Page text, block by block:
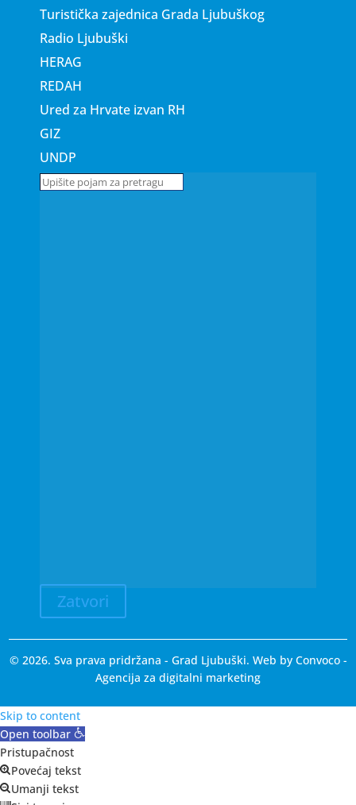
Turistička zajednica Grada Ljubuškog
Radio Ljubuški
HERAG
REDAH
Ured za Hrvate izvan RH
GIZ
UNDP
Zatvori
© 2026. Sva prava pridržana - Grad Ljubuški. Web by Convoco-
Agencija za digitalni marketing
Skip to content
Open toolbar
Pristupačnost
Povećaj tekst
Umanji tekst